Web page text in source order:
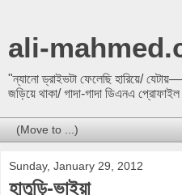
ali-
"ন্যানো ড্রাইভটা ফেলেছি হারিয়ে/
জড়িয়ে থাকা/ গাদা-গাদা ডিএনএ
Sunday, January 29, 2012
হাতুড়ি-ভাইয়া